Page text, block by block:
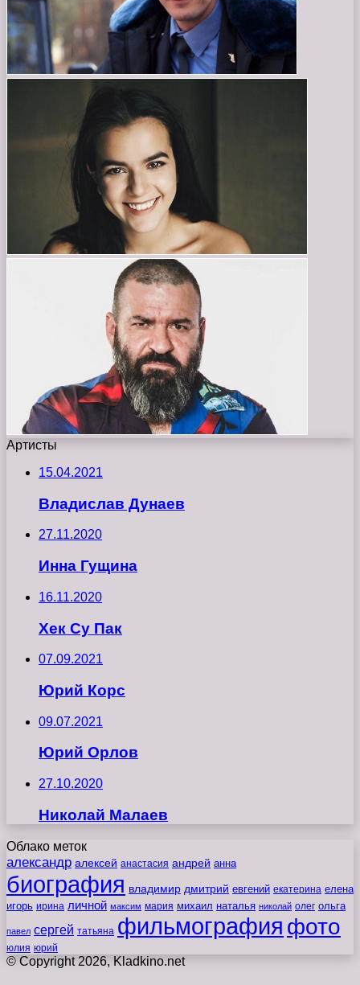
Артисты
15.04.2021
Владислав Дунаев
27.11.2020
Инна Гущина
16.11.2020
Хек Су Пак
07.09.2021
Юрий Корс
09.07.2021
Юрий Орлов
27.10.2020
Николай Малаев
Облако меток
александр алексей анастасия андрей анна
биография владимир дмитрий евгений екатерина елена
игорь ирина личной максим мария михаил наталья николай олег ольга
павел сергей татьяна фильмография фото
юлия юрий
© Copyright 2026, Kladkino.net